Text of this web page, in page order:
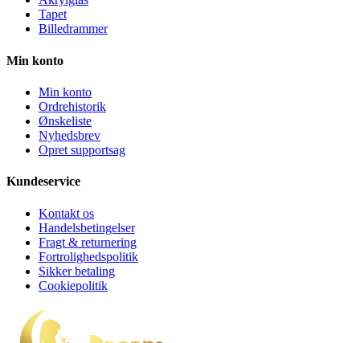
Tapet
Billedrammer
Min konto
Min konto
Ordrehistorik
Ønskeliste
Nyhedsbrev
Opret supportsag
Kundeservice
Kontakt os
Handelsbetingelser
Fragt & returnering
Fortrolighedspolitik
Sikker betaling
Cookiepolitik